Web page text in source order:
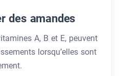
des amandes
A, B et E, peuvent
lorsqu’elles sont